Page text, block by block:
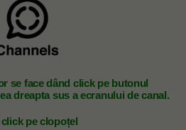
se face dând click pe butonul
dreapta sus a ecranului de canal.
pe clopoțel